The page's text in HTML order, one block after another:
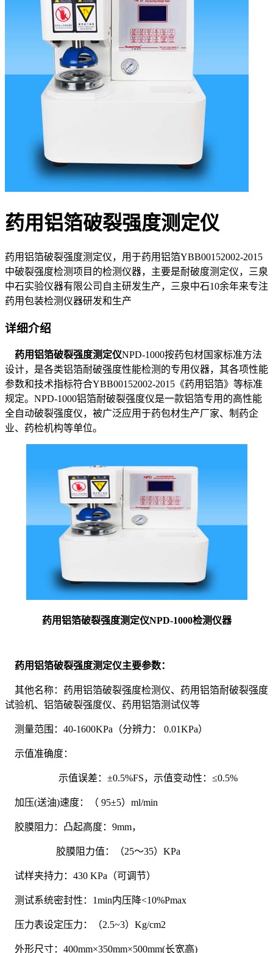
药用铝箔破裂强度测定仪
药用铝箔破裂强度测定仪，用于药用铝箔YBB00152002-2015
中破裂强度检测项目的检测仪器，主要是耐破度测定仪，三泉
中石实验仪器有限公司自主研发生产，三泉中石10余年来专注
药用包装检测仪器研发和生产
详细介绍
药用铝箔破裂强度测定仪NPD-1000按药包材国家标准方法
设计，是各类铝箔耐破强度性能检测的专用仪器，其各项性能
参数和技术指标符合YBB00152002-2015《药用铝箔》等标准
规定。NPD-1000铝箔耐破裂强度仪是一款铝箔专用的高性能
全自动破裂强度仪，被广泛应用于药包材生产厂家、制药企
业、药检机构等单位。
药用铝箔破裂强度测定仪NPD-1000检测仪器
药用铝箔破裂强度测定仪主要参数：
其他名称：药用铝箔破裂强度检测仪、药用铝箔耐破裂强度
试验机、铝箔破裂强度仪、药用铝箔测试仪等
测量范围：40-1600KPa（分辨力： 0.01KPa）
示值准确度：
示值误差：±0.5%FS，示值变动性：≤0.5%
加压(送油)速度：（ 95±5）ml/min
胶膜阻力：凸起高度：9mm，
胶膜阻力值：（25～35）KPa
试样夹持力：430 KPa（可调节）
测试系统密封性：1min内压降<10%Pmax
压力表设定压力：（2.5~3）Kg/cm2
外形尺寸：400mm×350mm×500mm(长宽高)